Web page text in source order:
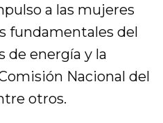
a las mujeres
fundamentales del
de energía y la
Nacional del
otros.